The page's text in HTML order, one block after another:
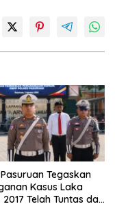
Tegaskan
Kasus Laka
Telah Tuntas dan